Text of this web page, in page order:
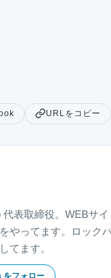
URLをコピー
代表取締役。WEBサ
やってます。ロック
てます。
をフォロー